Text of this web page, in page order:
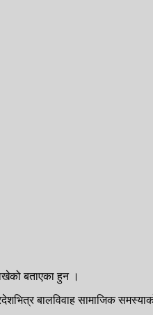
बताएका हुन ।
बालविवाह सामाजिक